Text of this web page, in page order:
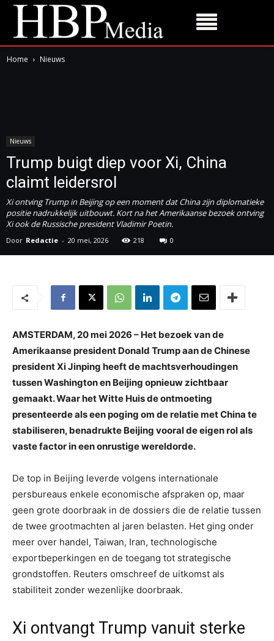
Home Nieuws
Nieuws
Trump buigt diep voor Xi, China
claimt leidersrol
Xi ontving Trump in Beijing op een moment dat China zijn diplomatieke
positie nadrukkelijk uitbouwt. Kort na het Amerikaanse bezoek ontving
Xi ook de Russische president Vladimir Poetin.
Door Redactie - 20 mei, 2026 218 0
AMSTERDAM, 20 mei 2026 – Het bezoek van de
Amerikaanse president Donald Trump aan de Chinese
president Xi Jinping heeft de machtsverhoudingen
tussen Washington en Beijing opnieuw zichtbaar
gemaakt. Waar het Witte Huis de ontmoeting
presenteerde als een poging om de relatie met China te
stabiliseren, benadrukte Beijing vooral de eigen rol als
vaste factor in een onrustige wereldorde.
De top in Beijing leverde volgens internationale
persbureaus enkele economische afspraken op, maar
geen grote doorbraak in de dossiers die de relatie tussen
de twee grootmachten al jaren belasten. Het ging onder
meer over handel, Taiwan, Iran, technologische
exportbeperkingen en de toegang tot strategische
grondstoffen. Reuters omschreef de uitkomst als
stabiliteit zonder wezenlijke doorbraak.
Xi ontvangt Trump vanuit sterke